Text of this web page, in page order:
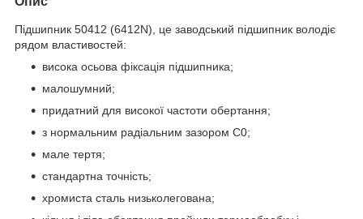
Підшипник 50412 (6412N), це заводський підшипник володіє
рядом властивостей:
висока осьова фіксація підшипника;
малошумний;
придатний для високої частоти обертання;
з нормальним радіальним зазором С0;
мале тертя;
стандартна точність;
хромиста сталь низьколегована;